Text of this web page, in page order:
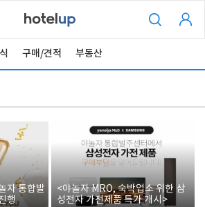
구매/견적 부동산
자 통합발
행
<야놀자 MRO, 숙박업소 위한 삼
성전자 가전제품 특가 개시>